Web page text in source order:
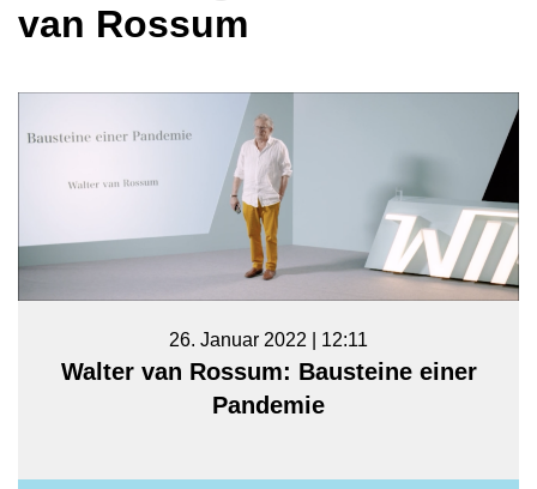
van Rossum
26. Januar 2022 | 12:11
Walter van Rossum: Bausteine einer
Pandemie